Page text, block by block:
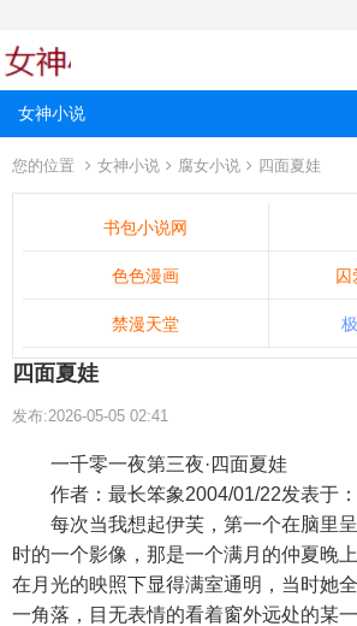
女神小说
您的位置 女神小说 腐女小说 四面夏娃
书包小说网
色色漫画 囚
禁漫天堂
四面夏娃
发布:2026-05-05 02:41
一千零一夜第三夜·四面夏娃
作者：最长笨象2004/01/22发表于
每次当我想起伊芙，第一个在脑里呈
时的一个影像，那是一个满月的仲夏晚
在月光的映照下显得满室通明，当时她
一角落，目无表情的看着窗外远处的某